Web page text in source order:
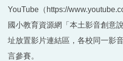
YouTube（https://
國小教育資源網「本土影音創意
址放置影片連結區，各校同一影
言參賽。